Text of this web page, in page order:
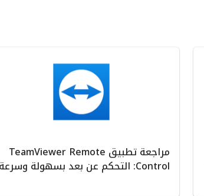
مراجعة تطبيق TeamViewer Remote
Control: التحكم عن بعد بسهولة وسرعة